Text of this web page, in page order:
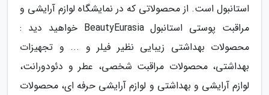
استانبول است. از محصولاتی که در نمایشگاه لوازم آرایشی و
مراقبت پوستی استانبول BeautyEurasia خواهید دید :
محصولات بهداشتی زیبایی نظیر فیلر و ... و تجهیزات
بهداشتی، محصولات مراقبت شخصی، عطر و دئودورانت،
لوازم آرایشی و بهداشتی و لوازم آرایشی حرفه ای، محصولات